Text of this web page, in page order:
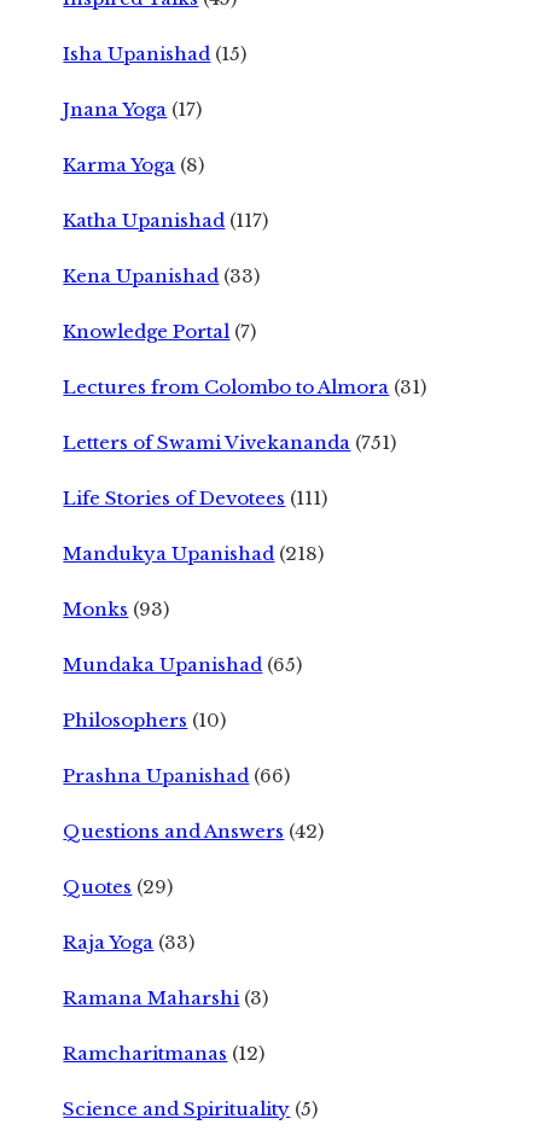
Isha Upanishad (15)
Jnana Yoga (17)
Karma Yoga (8)
Katha Upanishad (117)
Kena Upanishad (33)
Knowledge Portal (7)
Lectures from Colombo to Almora (31)
Letters of Swami Vivekananda (751)
Life Stories of Devotees (111)
Mandukya Upanishad (218)
Monks (93)
Mundaka Upanishad (65)
Philosophers (10)
Prashna Upanishad (66)
Questions and Answers (42)
Quotes (29)
Raja Yoga (33)
Ramana Maharshi (3)
Ramcharitmanas (12)
Science and Spirituality (5)